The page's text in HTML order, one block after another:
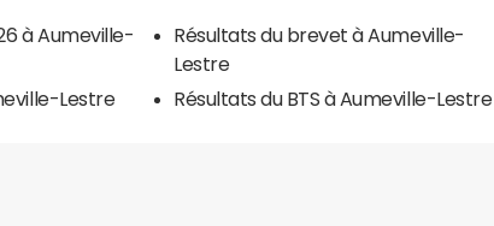
à Aumeville-
Lestre
Résultats du brevet à Aumeville-
Lestre
Résultats du BTS à Aumeville-Lestre